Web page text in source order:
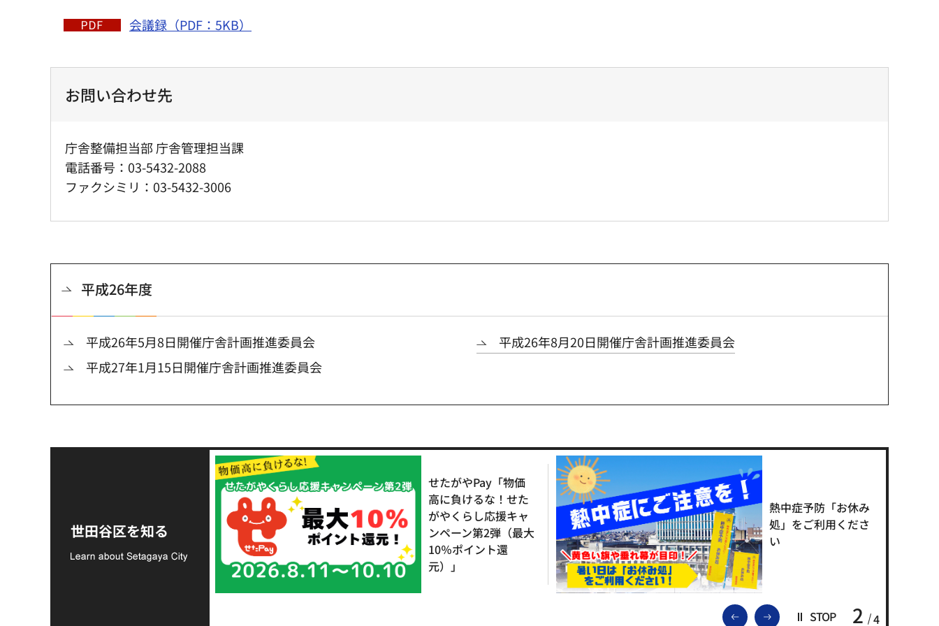
会議録（PDF：5KB）
お問い合わせ先
庁舎整備担当部 庁舎管理担当課
電話番号：03-5432-2088
ファクシミリ：03-5432-3006
平成26年度
平成26年5月8日開催庁舎計画推進委員会
平成26年8月20日開催庁舎計画推進委員会
平成27年1月15日開催庁舎計画推進委員会
世田谷区を知る
前のスライドを表示
次のスライドを表示
STOP 2 4
支援金の募集につい
て
せたがやPay「物価
高に負けるな！せた
がやくらし応援キャ
ンペーン第2弾（最大
10％ポイント還
元）」
熱中症予防「お休み
処」をご利用くださ
い